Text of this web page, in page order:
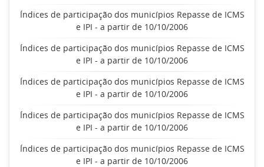
Índices de participação dos municípios Repasse de ICMS
e IPI - a partir de 10/10/2006
Índices de participação dos municípios Repasse de ICMS
e IPI - a partir de 10/10/2006
Índices de participação dos municípios Repasse de ICMS
e IPI - a partir de 10/10/2006
Índices de participação dos municípios Repasse de ICMS
e IPI - a partir de 10/10/2006
Índices de participação dos municípios Repasse de ICMS
e IPI - a partir de 10/10/2006